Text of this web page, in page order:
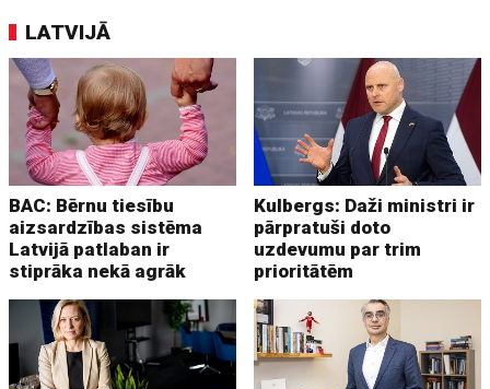
LATVIJĀ
BAC: Bērnu tiesību
aizsardzības sistēma
Latvijā patlaban ir
stiprāka nekā agrāk
Kulbergs: Daži ministri ir
pārpratuši doto
uzdevumu par trim
prioritātēm